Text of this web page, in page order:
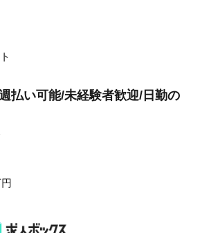
払い可能/未経験者歓迎/日勤の